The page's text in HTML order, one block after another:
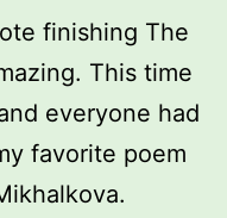
finishing The
This time
everyone had
favorite poem